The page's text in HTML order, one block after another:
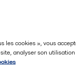
les cookies », vous
analyser son